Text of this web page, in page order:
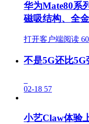
华为Mate80系
磁吸结构、全
打开客户端阅读 60
不是5G还比
02-18 57
小艺Claw体验